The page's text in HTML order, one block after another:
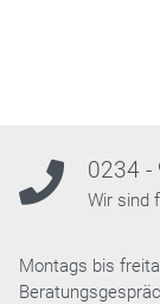
0234 -
Wir sind
Montags bis